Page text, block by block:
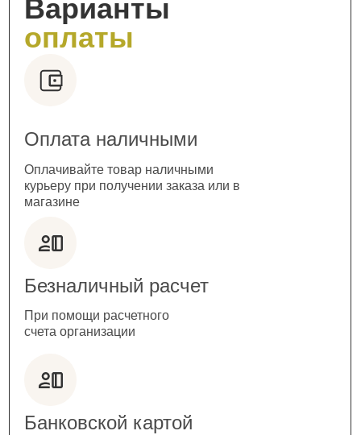
Варианты
оплаты
Оплата наличными
Оплачивайте товар наличными
курьеру при получении заказа или в
магазине
Безналичный расчет
При помощи расчетного
счета организации
Банковской картой